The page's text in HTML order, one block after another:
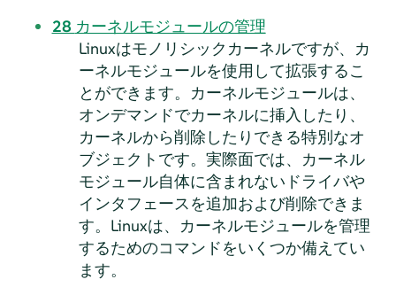
28 カーネルモジュールの管理
Linuxはモノリシックカーネルですが、カ
ーネルモジュールを使用して拡張するこ
とができます。カーネルモジュールは、
オンデマンドでカーネルに挿入したり、
カーネルから削除したりできる特別なオ
ブジェクトです。実際面では、カーネル
モジュール自体に含まれないドライバや
インタフェースを追加および削除できま
す。Linuxは、カーネルモジュールを管理
するためのコマンドをいくつか備えてい
ます。